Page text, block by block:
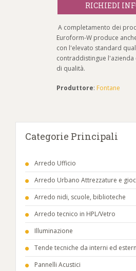
RICHIEDI
A completamento dei
Euroform-W produce
con l'elevato standard
contraddistingue
di qualità.
Produttore: Fontane
Categorie Principali
Arredo Ufficio
Arredo Urbano Attrezzature e
Arredo nidi, scuole, biblioteche
Arredo tecnico in HPL/Vetro
Illuminazione
Tende tecniche da interni ed
Pannelli Acustici